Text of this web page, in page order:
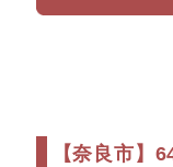
【奈良市】